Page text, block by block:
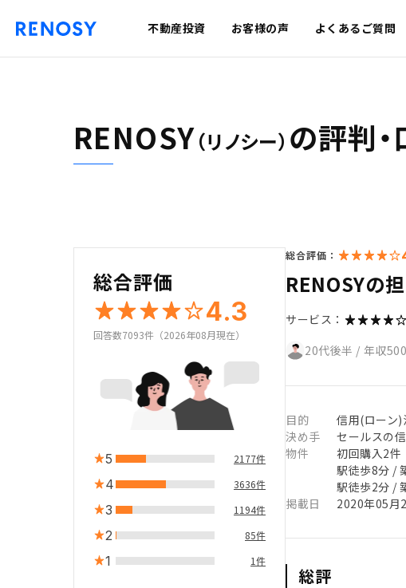
不動産投資 お客様の声 よくあるご質問
RENOSY（リノシー） の評判・
総合評価
4.3
回答数7093件（2026年08月現在）
5 2177件
4 3636件
3 1194件
2 85件
1 1件
総合評価：
RENOSYの
サービス：
20代後半 / 年収
目的
信用(ローン)
決め手
セールスの
物件
初回購入2件
駅徒歩8分 /
駅徒歩2分 /
掲載日
2020年05月
総評